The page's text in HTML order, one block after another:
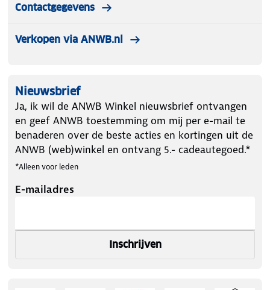
Contactgegevens
Verkopen via ANWB.nl
Nieuwsbrief
Ja, ik wil de ANWB Winkel nieuwsbrief ontvangen
en geef ANWB toestemming om mij per e-mail te
benaderen over de beste acties en kortingen uit de
ANWB (web)winkel en ontvang 5.- cadeautegoed.*
*Alleen voor leden
E-mailadres
Inschrijven